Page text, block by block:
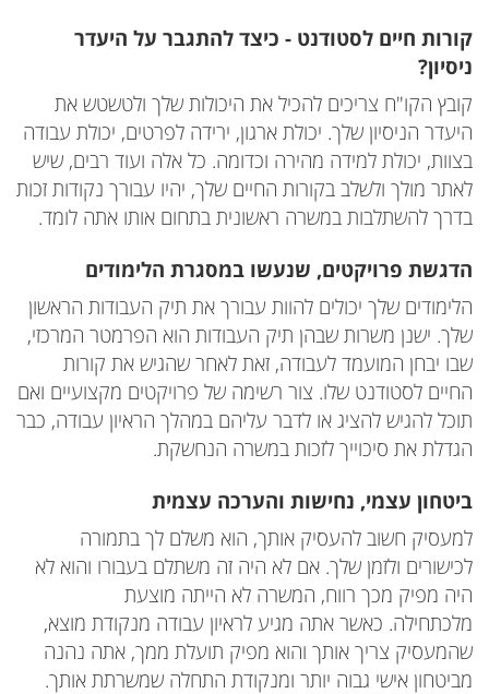
קורות חיים לסטודנט - כיצד להתגבר על היעדר
ניסיון?
קובץ הקו"ח צריכים להכיל את היכולות שלך ולטשטש את
היעדר הניסיון שלך. יכולת ארגון, ירידה לפרטים, יכולת עבודה
בצוות, יכולת למידה מהירה וכדומה. כל אלה ועוד רבים, שיש
לאתר מולך ולשלב בקורות החיים שלך, יהיו עבורך נקודות זכות
בדרך להשתלבות במשרה ראשונית בתחום אותו אתה לומד.
הדגשת פרויקטים, שנעשו במסגרת הלימודים
הלימודים שלך יכולים להוות עבורך את תיק העבודות הראשון
שלך. ישנן משרות שבהן תיק העבודות הוא הפרמטר המרכזי,
שבו יבחן המועמד לעבודה, זאת לאחר שהגיש את קורות
החיים לסטודנט שלו. צור רשימה של פרויקטים מקצועיים ואם
תוכל להגיש להציג או לדבר עליהם במהלך הראיון עבודה, כבר
הגדלת את סיכוייך לזכות במשרה הנחשקת.
ביטחון עצמי, נחישות והערכה עצמית
למעסיק חשוב להעסיק אותך, הוא משלם לך בתמורה
לכישורים ולזמן שלך. אם לא היה זה משתלם בעבורו והוא לא
היה מפיק מכך רווח, המשרה לא הייתה מוצעת
מלכתחילה. כאשר אתה מגיע לראיון עבודה מנקודת מוצא,
שהמעסיק צריך אותך והוא מפיק תועלת ממך, אתה נהנה
מביטחון אישי גבוה יותר ומנקודת התחלה שמשרתת אותך.